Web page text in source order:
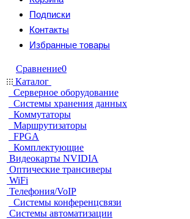
Подписки
Контакты
Избранные товары
Сравнение0
Каталог
Серверное оборудование
Системы хранения данных
Коммутаторы
Маршрутизаторы
FPGA
Комплектующие
Видеокарты NVIDIA
Оптические трансиверы
WiFi
Телефония/VoIP
Системы конференцсвязи
Системы автоматизации